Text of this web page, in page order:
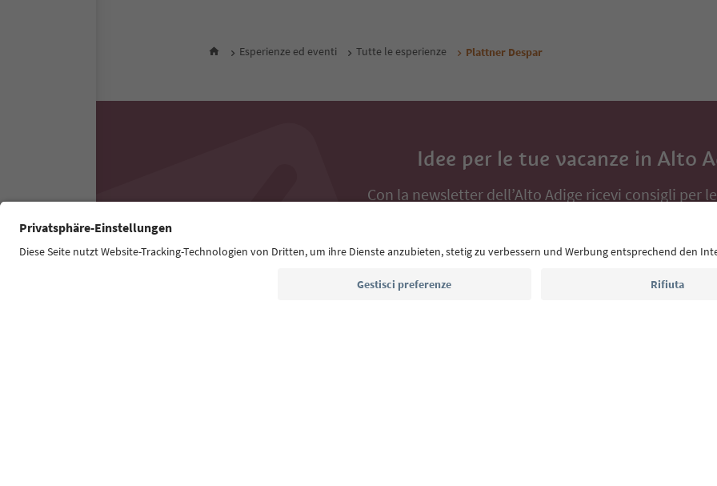
Esperienze ed eventi Tutte le esperienze Plattner Despar
Idee per le tue vacanze in Alto
Con la newsletter dell’Alto Adige ricevi consigli per